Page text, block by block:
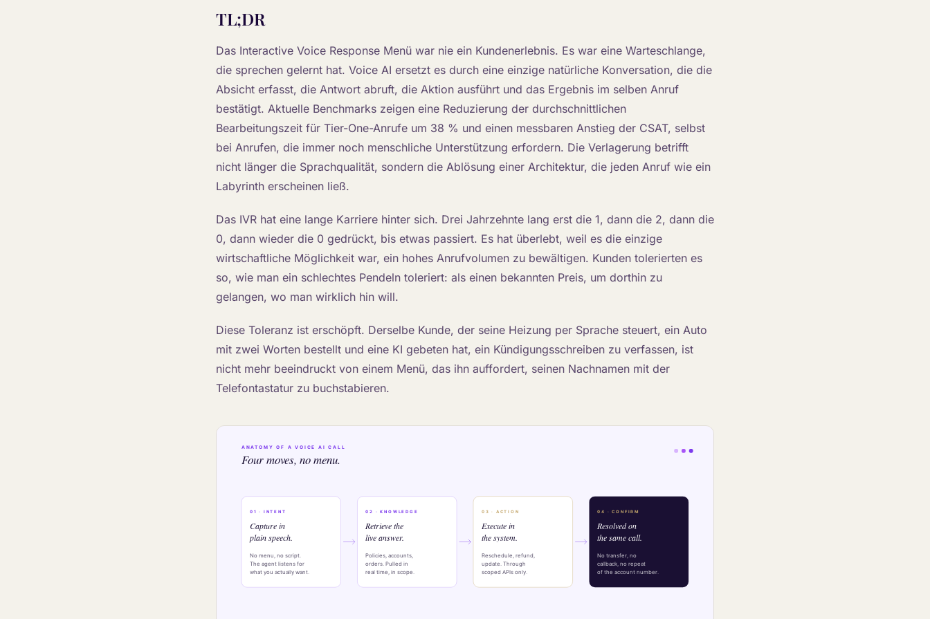
TL;DR
Das Interactive Voice Response Menü war nie ein Kundenerlebnis. Es war eine Warteschlange,
die sprechen gelernt hat. Voice AI ersetzt es durch eine einzige natürliche Konversation, die die
Absicht erfasst, die Antwort abruft, die Aktion ausführt und das Ergebnis im selben Anruf
bestätigt. Aktuelle Benchmarks zeigen eine Reduzierung der durchschnittlichen
Bearbeitungszeit für Tier-One-Anrufe um 38 % und einen messbaren Anstieg der CSAT, selbst
bei Anrufen, die immer noch menschliche Unterstützung erfordern. Die Verlagerung betrifft
nicht länger die Sprachqualität, sondern die Ablösung einer Architektur, die jeden Anruf wie ein
Labyrinth erscheinen ließ.
Das IVR hat eine lange Karriere hinter sich. Drei Jahrzehnte lang erst die 1, dann die 2, dann die
0, dann wieder die 0 gedrückt, bis etwas passiert. Es hat überlebt, weil es die einzige
wirtschaftliche Möglichkeit war, ein hohes Anrufvolumen zu bewältigen. Kunden tolerierten es
so, wie man ein schlechtes Pendeln toleriert: als einen bekannten Preis, um dorthin zu
gelangen, wo man wirklich hin will.
Diese Toleranz ist erschöpft. Derselbe Kunde, der seine Heizung per Sprache steuert, ein Auto
mit zwei Worten bestellt und eine KI gebeten hat, ein Kündigungsschreiben zu verfassen, ist
nicht mehr beeindruckt von einem Menü, das ihn auffordert, seinen Nachnamen mit der
Telefontastatur zu buchstabieren.